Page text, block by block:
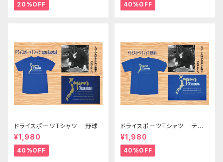
20%OFF 40%OFF
ドライスポーツTシャツ 野球
¥1,980
40%OFF
ドライスポーツTシャツ テニ
ス
¥1,980
40%OFF